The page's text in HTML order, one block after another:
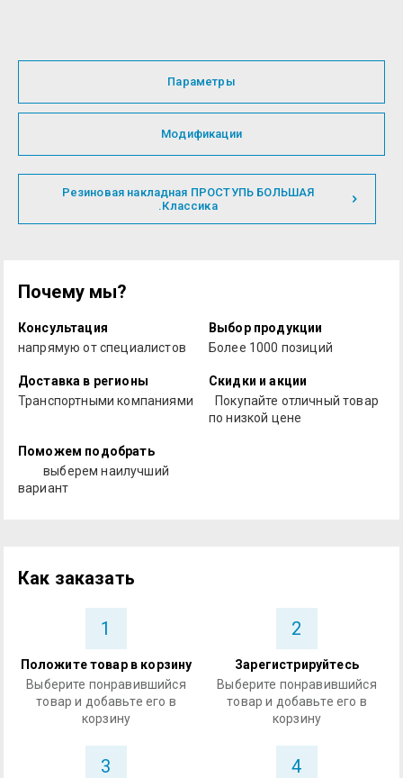
Параметры
Модификации
Резиновая накладная ПРОСТУПЬ БОЛЬШАЯ
.Классика
Почему мы?
Консультация
напрямую от специалистов
Выбор продукции
Более 1000 позиций
Доставка в регионы
Транспортными компаниями
Скидки и акции
Покупайте отличный товар
по низкой цене
Поможем подобрать
выберем наилучший
вариант
Как заказать
1
Положите товар в корзину
Выберите понравившийся
товар и добавьте его в
корзину
2
Зарегистрируйтесь
Выберите понравившийся
товар и добавьте его в
корзину
3 4